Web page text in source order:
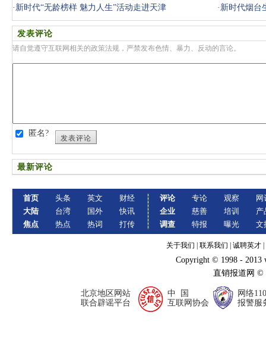
· 新时代“无龄榜样 魅力人生”活动走进天津 · 新时代烟台
发表评论
请自觉遵守互联网相关的政策法规，严禁发布色情、暴力、反动的言论。
匿名?
发表评论
最新评论
首页
大陆
焦点
头条
台湾
热点
英文
国外
热词
财经
快讯
打传
评论
企业
调查
专论
慈善
特报
观察
培训
曝光
网
产
文
关于我们 联系我们 诚聘英才
Copyright © 1998 - 2013
直销报道网
北京地区网站
联合辟谣平台
中 国
互联网协会
网络110
报警服